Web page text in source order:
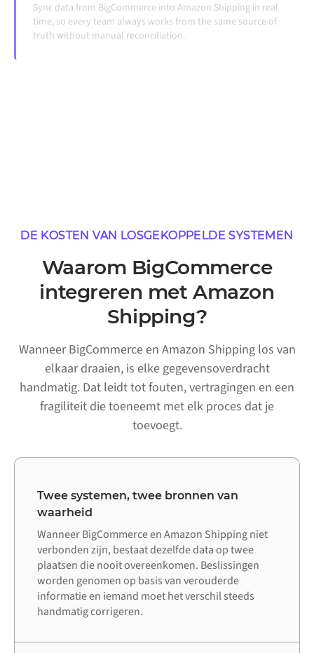
Sync data from BigCommerce into Amazon Shipping in real
time, so every team always works from the same source of
truth without manual reconciliation.
DE KOSTEN VAN LOSGEKOPPELDE SYSTEMEN
Waarom BigCommerce
integreren met Amazon
Shipping?
Wanneer BigCommerce en Amazon Shipping los van
elkaar draaien, is elke gegevensoverdracht
handmatig. Dat leidt tot fouten, vertragingen en een
fragiliteit die toeneemt met elk proces dat je
toevoegt.
Twee systemen, twee bronnen van
waarheid
Wanneer BigCommerce en Amazon Shipping niet
verbonden zijn, bestaat dezelfde data op twee
plaatsen die nooit overeenkomen. Beslissingen
worden genomen op basis van verouderde
informatie en iemand moet het verschil steeds
handmatig corrigeren.